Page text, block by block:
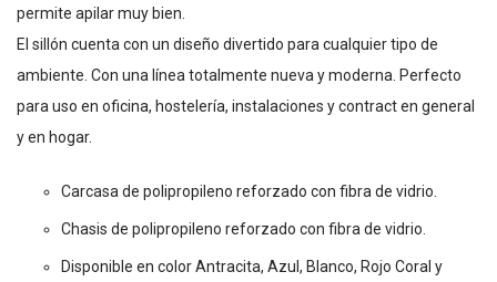
permite apilar muy bien.
El sillón cuenta con un diseño divertido para cualquier tipo de
ambiente. Con una línea totalmente nueva y moderna. Perfecto
para uso en oficina, hostelería, instalaciones y contract en general
y en hogar.
Carcasa de polipropileno reforzado con fibra de vidrio.
Chasis de polipropileno reforzado con fibra de vidrio.
Disponible en color Antracita, Azul, Blanco, Rojo Coral y